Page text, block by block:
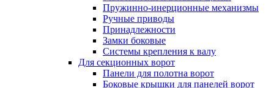
Пружинно-инерционные механизмы
Ручные приводы
Принадлежности
Замки боковые
Системы крепления к валу
Для секционных ворот
Панели для полотна ворот
Боковые крышки для панелей ворот